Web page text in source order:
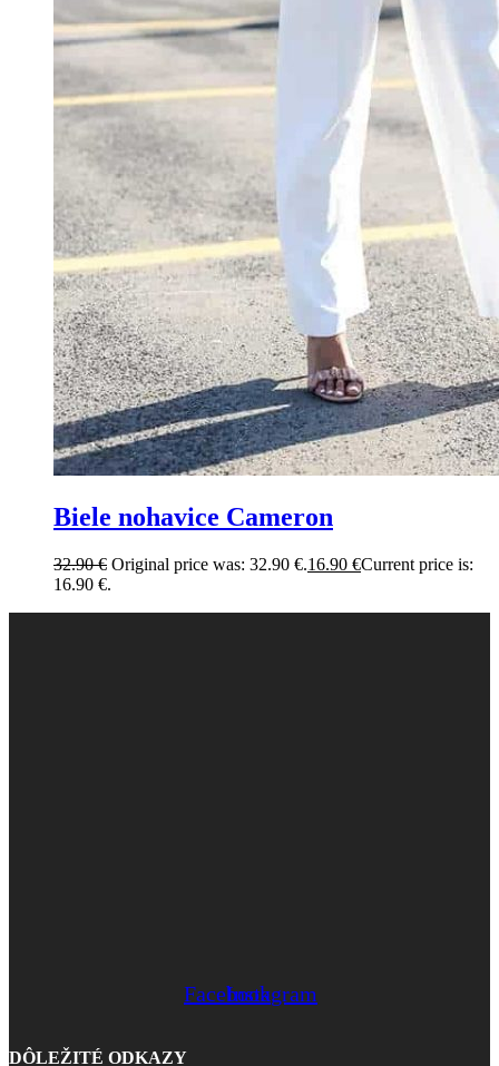
Biele nohavice Cameron
32.90€ Original price was: 32.90 €.16.90 €Current price is:
16.90 €.
FacebookInstagram
DÔLEŽITÉ ODKAZY